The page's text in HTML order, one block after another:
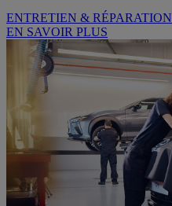
ENTRETIEN & RÉPARATION
EN SAVOIR PLUS